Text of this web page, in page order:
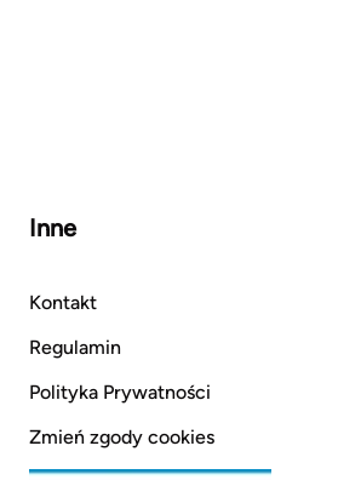
Inne
Kontakt
Regulamin
Polityka Prywatności
Zmień zgody cookies